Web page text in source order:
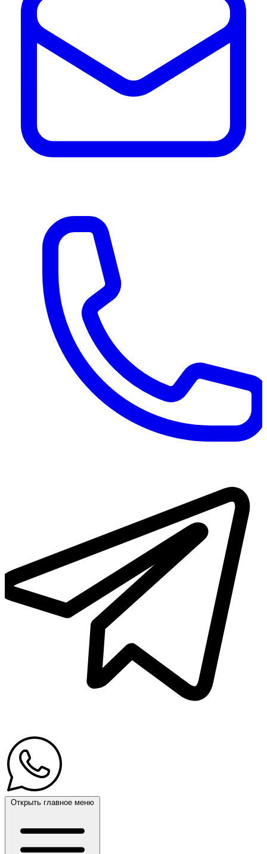
Открыть главное меню